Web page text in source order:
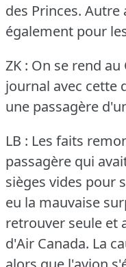
des Princes. Autre
également pour
ZK : On se rend
journal avec cette
une passagère
LB : Les faits
passagère qui
sièges vides pour
eu la mauvaise
retrouver seule et
d'Air Canada. La